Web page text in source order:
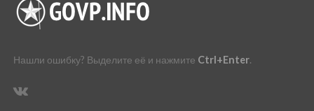
Нашли ошибку? Выделите её и нажмите Ctrl+Enter.